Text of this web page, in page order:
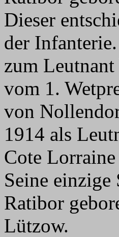
Dieser
der
zum
vom 1.
von
1914 als
Cote
Seine
Ratibor
Lützow.